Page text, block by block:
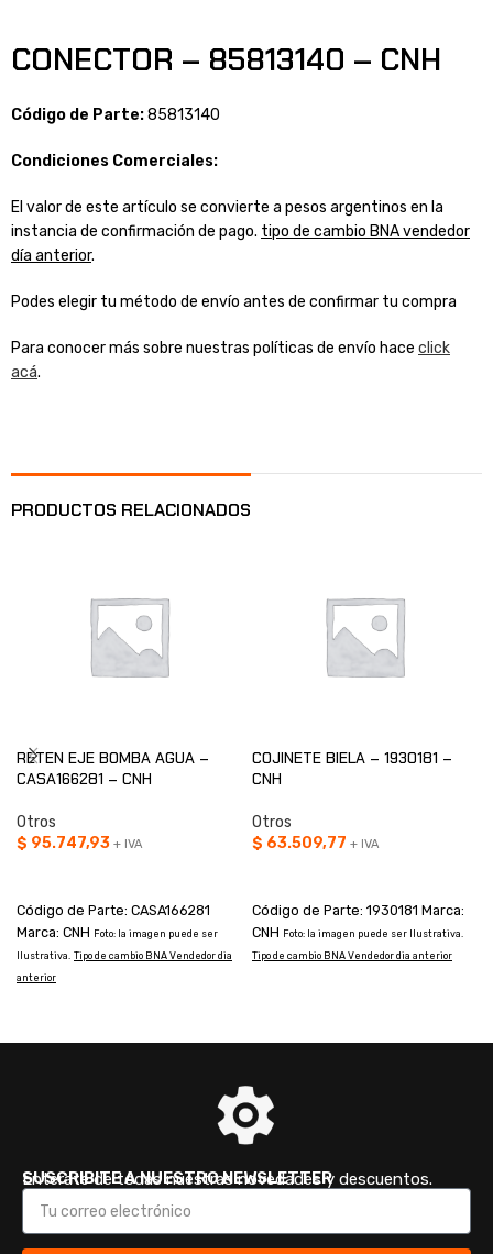
CONECTOR – 85813140 – CNH
Código de Parte:85813140
Condiciones Comerciales:
El valor de este artículo se convierte a pesos argentinos en la
instancia de confirmación de pago. tipo de cambio BNA vendedor
día anterior.
Podes elegir tu método de envío antes de confirmar tu compra
Para conocer más sobre nuestras políticas de envío hace click
acá.
PRODUCTOS RELACIONADOS
RETEN EJE BOMBA AGUA –
CASA166281 – CNH
Otros
$ 95.747,93 + IVA
Código de Parte: CASA166281
Marca: CNH Foto: la imagen puede ser
Ilustrativa. Tipo de cambio BNA Vendedor dia
anterior
COJINETE BIELA – 1930181 –
CNH
Otros
$ 63.509,77 + IVA
Código de Parte: 1930181 Marca:
CNH Foto: la imagen puede ser Ilustrativa.
Tipo de cambio BNA Vendedor dia anterior
SUSCRIBITE A NUESTRO NEWSLETTER
Enterate de todas nuestras novedades y descuentos.